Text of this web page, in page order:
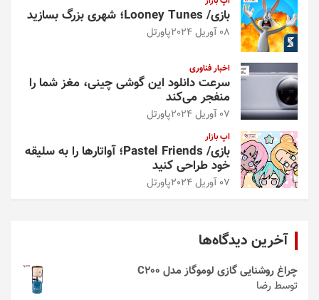
بازی/ Looney Tunes؛ شهری بزرگ بسازید
08 آوریل 2024 پاورتل
اخبار فناوری
سرعت دانلود این گوشی چینی، مغز شما را
منفجر می‌کند
07 آوریل 2024 پاورتل
اپ بازار
بازی/ Pastel Friends؛ آواتارها را به سلیقه
خود طراحی کنید
07 آوریل 2024 پاورتل
آخرین دیدگاه‌ها
چراغ روشنایی گازی لوموگاز مدل C200
توسط رضا